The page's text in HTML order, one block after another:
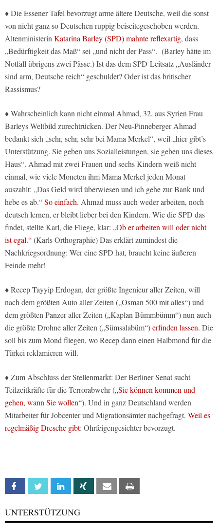
♦ Die Essener Tafel bevorzugt arme ältere Deutsche, weil die sonst
von nicht ganz so Deutschen ruppig beiseitegeschoben werden.
AltenministerinKatarina Barley (SPD) mahnte reflexartig, dass
„Bedürftigkeit das Maß“ sei „und nicht der Pass“. (Barley hätte im
Notfall übrigens zwei Pässe.) Ist das dem SPD-Leitsatz „Ausländer
sind arm, Deutsche reich“ geschuldet? Oder ist das britischer
Rassismus?
♦ Wahrscheinlich kann nicht einmal Ahmad, 32, aus Syrien Frau
Barleys Weltbild zurechtrücken. Der Neu-Pinneberger Ahmad
bedankt sich „sehr, sehr, sehr bei Mama Merkel“, weil „hier gibt’s
Unterstützung. Sie geben uns Sozialleistungen, sie geben uns dieses
Haus“. Ahmad mit zwei Frauen und sechs Kindern weiß nicht
einmal, wie viele Moneten ihm Mama Merkel jeden Monat
auszahlt: „Das Geld wird überwiesen und ich gehe zur Bank und
hebe es ab.“So einfach. Ahmad muss auch weder arbeiten, noch
deutsch lernen, er bleibt lieber bei den Kindern. Wie die SPD das
findet, stellte Karl, die Fliege, klar: „Ob er arbeiten will oder nicht
ist egal.“(Karls Orthographie) Das erklärt zumindest die
Nachkriegsordnung: Wer eine SPD hat, braucht keine äußeren
Feinde mehr!
♦ Recep Tayyip Erdogan, der größte Ingenieur aller Zeiten, will
nach dem größten Auto aller Zeiten („Osman 500 mit alles“) und
dem größten Panzer aller Zeiten („Kaplan Bümmbümm“) nun auch
die größte Drohne aller Zeiten („Sümsalabüm“)erfinden lassen. Die
soll bis zum Mond fliegen, wo Recep dann einen Halbmond für die
Türkei reklamieren will.
♦ Zum Abschluss der Stellenmarkt: Der Berliner Senat sucht
Teilzeitkräfte für die Terrorabwehr („Sie können kommen und
gehen, wann Sie wollen“). Und in ganz Deutschland werden
Mitarbeiter für Jobcenter und Migrationsämter nachgefragt. Weil es
regelmäßig Dresche gibt: Ohrfeigengesichter bevorzugt.
Facebook Twitter Linkedin Xing Email
UNTERSTÜTZUNG